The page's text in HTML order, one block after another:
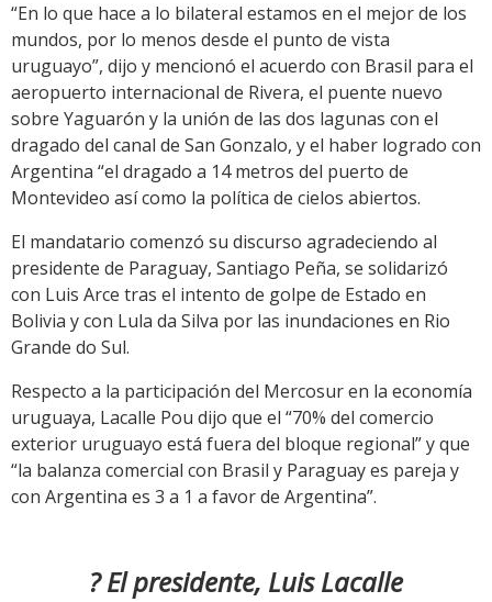
“En lo que hace a lo bilateral estamos en el mejor de los
mundos, por lo menos desde el punto de vista
uruguayo”, dijo y mencionó el acuerdo con Brasil para el
aeropuerto internacional de Rivera, el puente nuevo
sobre Yaguarón y la unión de las dos lagunas con el
dragado del canal de San Gonzalo, y el haber logrado con
Argentina “el dragado a 14 metros del puerto de
Montevideo así como la política de cielos abiertos.
El mandatario comenzó su discurso agradeciendo al
presidente de Paraguay, Santiago Peña, se solidarizó
con Luis Arce tras el intento de golpe de Estado en
Bolivia y con Lula da Silva por las inundaciones en Rio
Grande do Sul.
Respecto a la participación del Mercosur en la economía
uruguaya, Lacalle Pou dijo que el “70% del comercio
exterior uruguayo está fuera del bloque regional” y que
“la balanza comercial con Brasil y Paraguay es pareja y
con Argentina es 3 a 1 a favor de Argentina”.
?️ El presidente, Luis Lacalle